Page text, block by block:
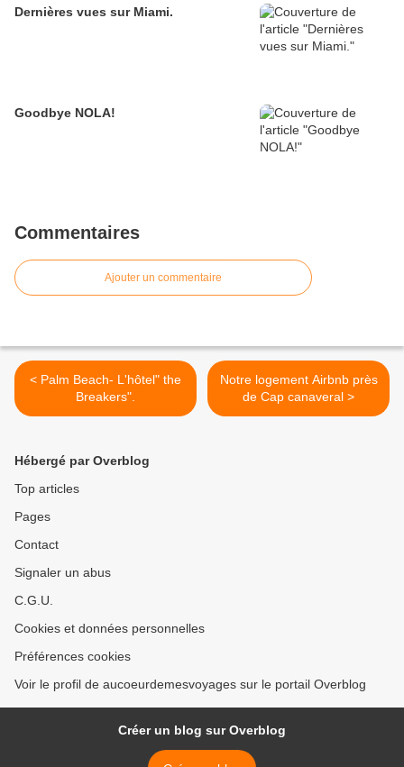
Dernières vues sur Miami.
Goodbye NOLA!
Commentaires
Ajouter un commentaire
< Palm Beach- L'hôtel" the
Breakers".
Notre logement Airbnb près
de Cap canaveral >
Hébergé par Overblog
Top articles
Pages
Contact
Signaler un abus
C.G.U.
Cookies et données personnelles
Préférences cookies
Voir le profil de aucoeurdemesvoyages sur le portail Overblog
Créer un blog sur Overblog